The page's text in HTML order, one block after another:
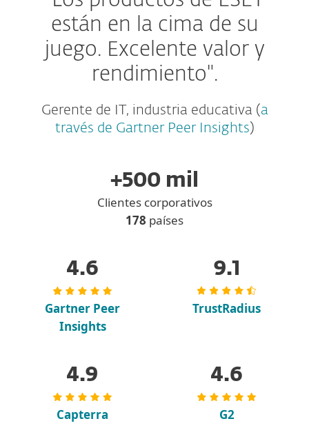
están en la cima de su
juego. Excelente valor y
rendimiento".
Gerente de IT, industria educativa ( a
través de Gartner Peer Insights )
+500 mil
Clientes corporativos
178 países
4.6
Gartner Peer
Insights
9.1
TrustRadius
4.9
Capterra
4.6
G2